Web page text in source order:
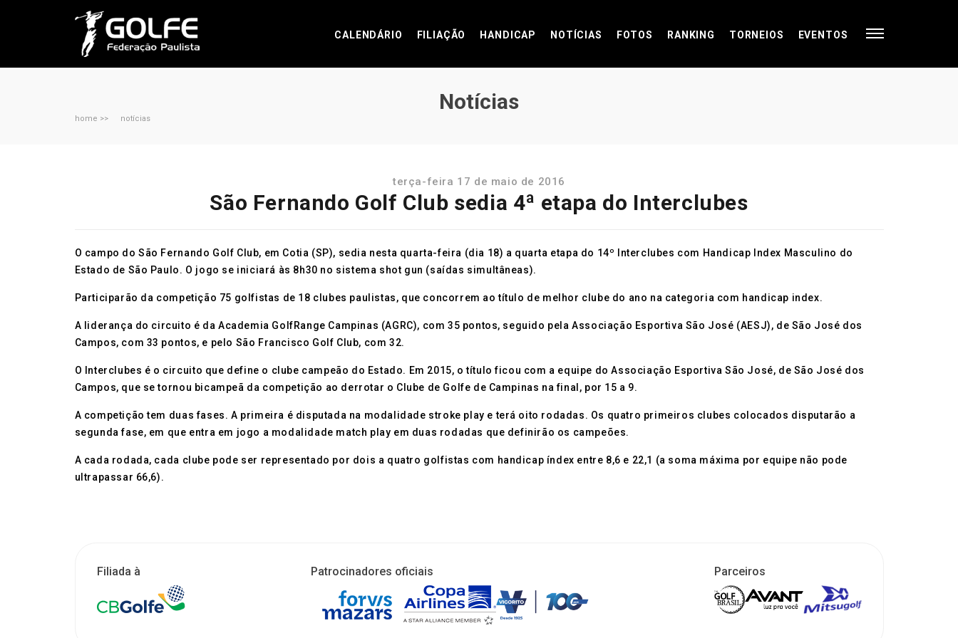
CALENDÁRIO FILIAÇÃO HANDICAP NOTÍCIAS FOTOS RANKING TORNEIOS EVENTOS
Notícias
home >> notícias
terça-feira 17 de maio de 2016
São Fernando Golf Club sedia 4ª etapa do Interclubes
O campo do São Fernando Golf Club, em Cotia (SP), sedia nesta quarta-feira (dia 18) a quarta etapa do 14º Interclubes com Handicap Index Masculino do
Estado de São Paulo. O jogo se iniciará às 8h30 no sistema shot gun (saídas simultâneas).
Participarão da competição 75 golfistas de 18 clubes paulistas, que concorrem ao título de melhor clube do ano na categoria com handicap index.
A liderança do circuito é da Academia GolfRange Campinas (AGRC), com 35 pontos, seguido pela Associação Esportiva São José (AESJ), de São José dos
Campos, com 33 pontos, e pelo São Francisco Golf Club, com 32.
O Interclubes é o circuito que define o clube campeão do Estado. Em 2015, o título ficou com a equipe do Associação Esportiva São José, de São José dos
Campos, que se tornou bicampeã da competição ao derrotar o Clube de Golfe de Campinas na final, por 15 a 9.
A competição tem duas fases. A primeira é disputada na modalidade stroke play e terá oito rodadas. Os quatro primeiros clubes colocados disputarão a
segunda fase, em que entra em jogo a modalidade match play em duas rodadas que definirão os campeões.
A cada rodada, cada clube pode ser representado por dois a quatro golfistas com handicap índex entre 8,6 e 22,1 (a soma máxima por equipe não pode
ultrapassar 66,6).
Filiada à Patrocinadores oficiais Parceiros